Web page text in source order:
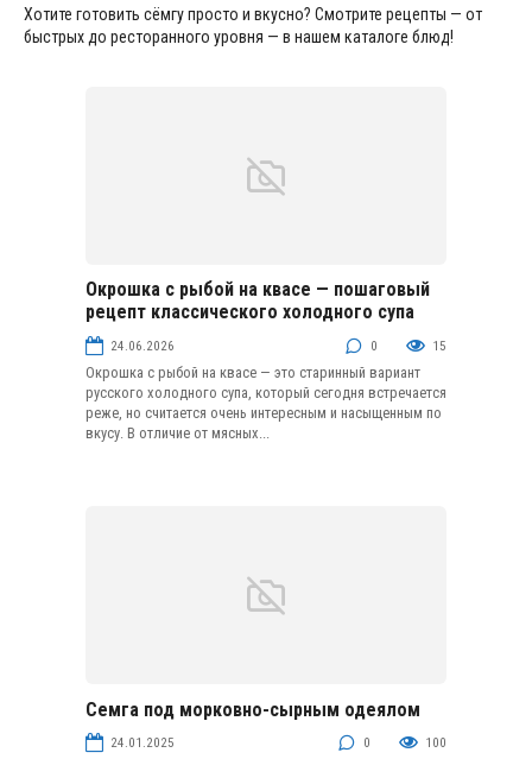
Хотите готовить сёмгу просто и вкусно? Смотрите рецепты — от
быстрых до ресторанного уровня — в нашем каталоге блюд!
Холодные супы
Окрошка с рыбой на квасе — пошаговый
рецепт классического холодного супа
24.06.2026 0 15
Окрошка с рыбой на квасе — это старинный вариант
русского холодного супа, который сегодня встречается
реже, но считается очень интересным и насыщенным по
вкусу. В отличие от мясных...
Рыба и морепродукты
Семга под морковно-сырным одеялом
24.01.2025 0 100